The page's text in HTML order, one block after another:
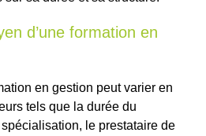
d’une formation en
en gestion peut varier en
tels que la durée du
le prestataire de